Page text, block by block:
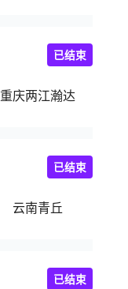
重庆两江瀚达
已结束
云南青丘
已结束
已结束